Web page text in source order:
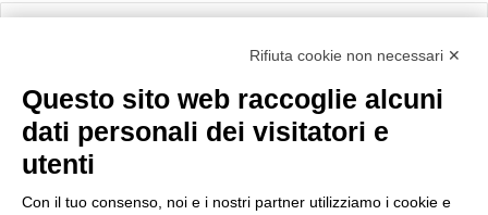
Importo netto (€):
Rifiuta cookie non necessari ✕
Questo sito web raccoglie alcuni
dati personali dei visitatori e
utenti
Con il tuo consenso, noi e i nostri partner utilizziamo i cookie e